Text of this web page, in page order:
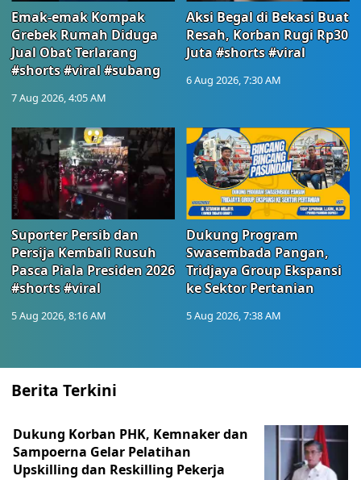
Emak-emak Kompak
Grebek Rumah Diduga
Jual Obat Terlarang
#shorts #viral #subang
7 Aug 2026, 4:05 AM
Aksi Begal di Bekasi Buat
Resah, Korban Rugi Rp30
Juta #shorts #viral
6 Aug 2026, 7:30 AM
Suporter Persib dan
Persija Kembali Rusuh
Pasca Piala Presiden 2026
#shorts #viral
5 Aug 2026, 8:16 AM
Dukung Program
Swasembada Pangan,
Tridjaya Group Ekspansi
ke Sektor Pertanian
5 Aug 2026, 7:38 AM
Berita Terkini
Dukung Korban PHK, Kemnaker dan
Sampoerna Gelar Pelatihan
Upskilling dan Reskilling Pekerja